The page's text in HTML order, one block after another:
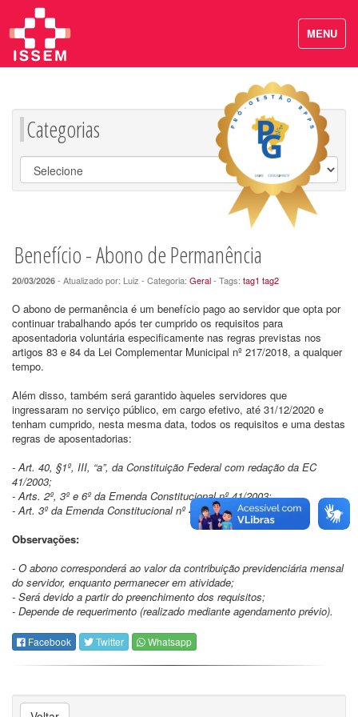
Categorias
Benefício - Abono de Permanência
20/03/2026 - Atualizado por: Luiz - Categoria: Geral- Tags: tag1 tag2
O abono de permanência é um benefício pago ao servidor que opta por
continuar trabalhando após ter cumprido os requisitos para
aposentadoria voluntária especificamente nas regras previstas nos
artigos 83 e 84 da Lei Complementar Municipal nº 217/2018, a qualquer
tempo.
Além disso, também será garantido àqueles servidores que
ingressaram no serviço público, em cargo efetivo, até 31/12/2020 e
tenham cumprido, nesta mesma data, todos os requisitos e uma destas
regras de aposentadorias:
- Art. 40, §1º, III, “a”, da Constituição Federal com redação da EC
41/2003;
- Arts. 2º, 3º e 6º da Emenda Constitucional nº 41/2003;
- Art. 3º da Emenda Constitucional nº 47/2005.
Observações:
- O abono corresponderá ao valor da contribuição previdenciária mensal
do servidor, enquanto permanecer em atividade;
- Será devido a partir do preenchimento dos requisitos;
- Depende de requerimento (realizado mediante agendamento prévio).
Facebook Twitter Whatsapp
MENU